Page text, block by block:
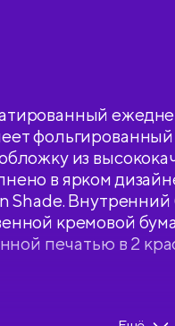
фольгированный
из
в ярком
Shade. Внутренний
кремовой
печатью в 2